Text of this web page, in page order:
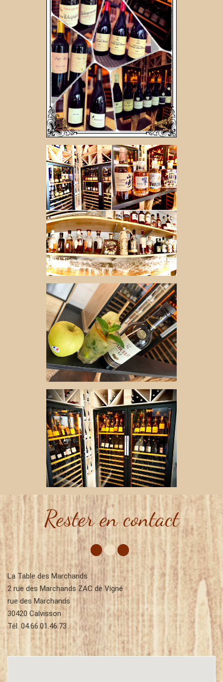
Rester en contact
La Table des Marchands
2 rue des Marchands ZAC de Vigné
rue des Marchands
30420 Calvisson
Tél. 04.66.01.46.73